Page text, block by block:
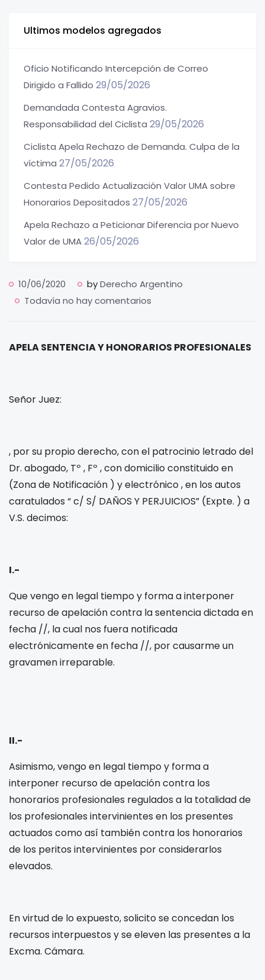
10/06/2020 byDerecho Argentino
Todavía no hay comentarios
APELA SENTENCIA Y HONORARIOS PROFESIONALES
Señor Juez:
, por su propio derecho, con el patrocinio letrado del
Dr. abogado, Tº , Fº , con domicilio constituido en
(Zona de Notificación ) y electrónico, en los autos
caratulados “c/ S/ DAÑOS Y PERJUICIOS” (Expte. ) a
V.S. decimos:
I.-
Que vengo en legal tiempo y forma a interponer
recurso de apelación contra la sentencia dictada en
fecha //, la cual nos fuera notificada
electrónicamente en fecha //, por causarme un
gravamen irreparable.
II.-
Asimismo, vengo en legal tiempo y forma a
interponer recurso de apelación contra los
honorarios profesionales regulados a la totalidad de
los profesionales intervinientes en los presentes
actuados como así también contra los honorarios
de los peritos intervinientes por considerarlos
elevados.
En virtud de lo expuesto, solicito se concedan los
recursos interpuestos y se eleven las presentes a la
Excma. Cámara.
Ultimos modelos agregados
Oficio Notificando Intercepción de Correo
Dirigido a Fallido 29/05/2026
Demandada Contesta Agravios.
Responsabilidad del Ciclista 29/05/2026
Ciclista Apela Rechazo de Demanda. Culpa de la
víctima 27/05/2026
Contesta Pedido Actualización Valor UMA sobre
Honorarios Depositados 27/05/2026
Apela Rechazo a Peticionar Diferencia por Nuevo
Valor de UMA26/05/2026